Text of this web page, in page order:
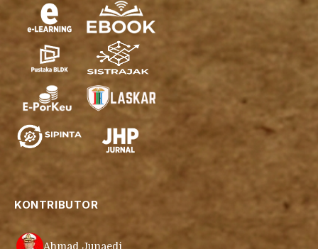
KONTRIBUTOR
Ahmad Junaedi